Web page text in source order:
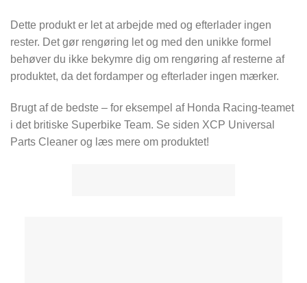
Dette produkt er let at arbejde med og efterlader ingen
rester. Det gør rengøring let og med den unikke formel
behøver du ikke bekymre dig om rengøring af resterne af
produktet, da det fordamper og efterlader ingen mærker.
Brugt af de bedste – for eksempel af Honda Racing-teamet
i det britiske Superbike Team. Se siden XCP Universal
Parts Cleaner og læs mere om produktet!